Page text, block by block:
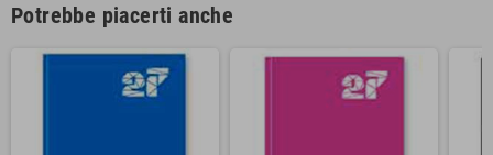
Potrebbe piacerti anche